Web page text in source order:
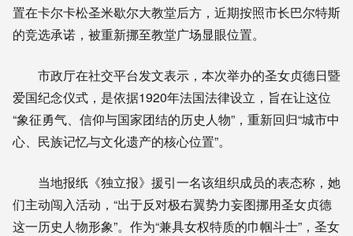
置在卡尔卡松圣米歇尔大教堂后方，近期按照市长巴尔特斯
的竞选承诺，被重新挪至教堂广场显眼位置。
市政厅在社交平台发文表示，本次举办的圣女贞德日暨
爱国纪念仪式，是依据1920年法国法律设立，旨在让这位
“象征勇气、信仰与国家团结的历史人物”，重新回归“城市中
心、民族记忆与文化遗产的核心位置”。
当地报纸《独立报》援引一名该组织成员的表态称，她
们主动闯入活动，“出于反对极右翼势力妄图挪用圣女贞德
这一历史人物形象”。作为“兼具女权特质的巾帼斗士”，圣女